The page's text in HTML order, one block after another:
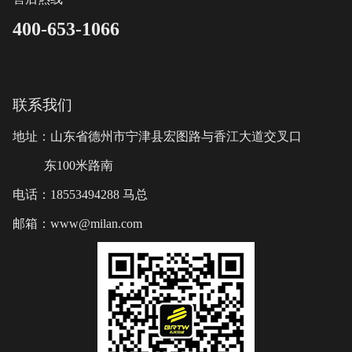
400-653-1066
联系我们
地址：山东省德州市宁津县宏图路与香江大道交叉口
东100米路南
电话：18553494288 马总
邮箱：www@milan.com